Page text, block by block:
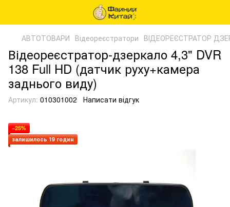
АВТОТОВАРИ Відеореєстратори ВІДЕОРЕЄСТРАТОР
Відеореєстратор-дзеркало 4,3" DVR
138 Full HD (датчик руху+камера
заднього виду)
Артикул: 010301002 Написати відгук
−25%
залишилось 19 годин